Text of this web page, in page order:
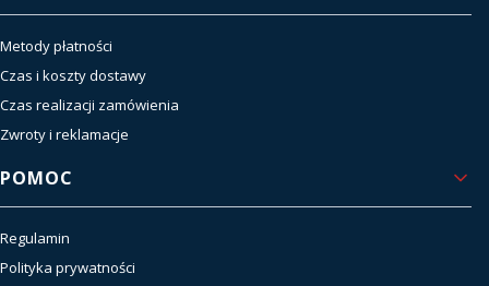
Metody płatności
Czas i koszty dostawy
Czas realizacji zamówienia
Zwroty i reklamacje
POMOC
Regulamin
Polityka prywatności